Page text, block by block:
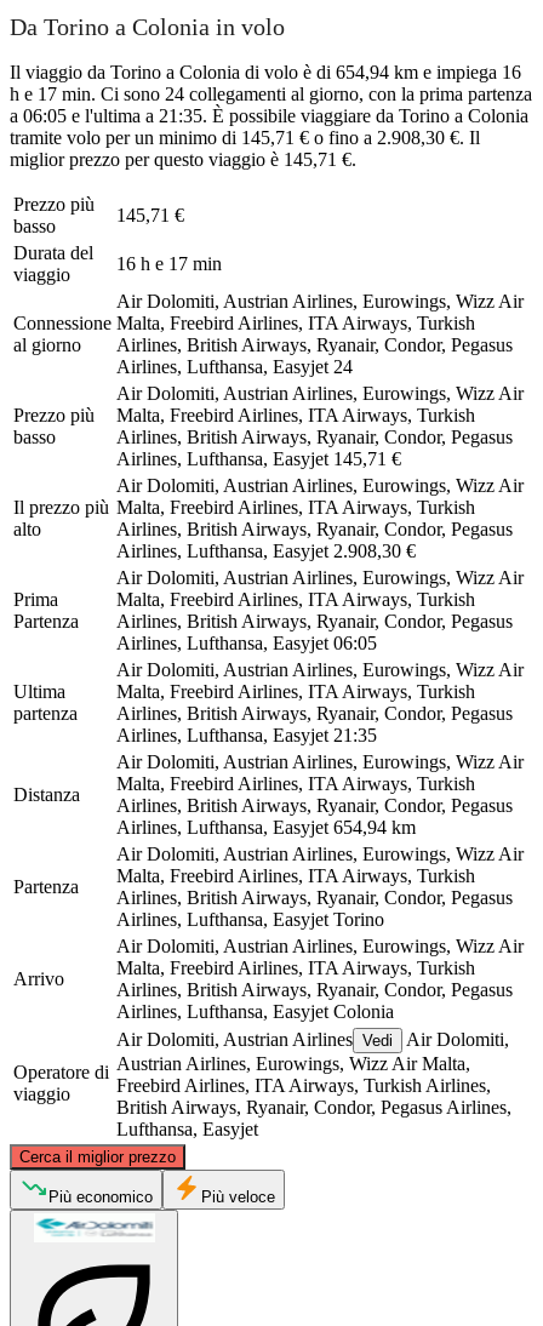
Da Torino a Colonia in volo
Il viaggio da Torino a Colonia di volo è di 654,94 km e impiega 16
h e 17 min. Ci sono 24 collegamenti al giorno, con la prima partenza
a 06:05 e l'ultima a 21:35. È possibile viaggiare da Torino a Colonia
tramite volo per un minimo di 145,71 € o fino a 2.908,30 €. Il
miglior prezzo per questo viaggio è 145,71 €.
Prezzo più
basso
145,71 €
Durata del
viaggio
16 h e 17 min
Connessione
al giorno
Air Dolomiti, Austrian Airlines, Eurowings, Wizz Air
Malta, Freebird Airlines, ITA Airways, Turkish
Airlines, British Airways, Ryanair, Condor, Pegasus
Airlines, Lufthansa, Easyjet 24
Prezzo più
basso
Air Dolomiti, Austrian Airlines, Eurowings, Wizz Air
Malta, Freebird Airlines, ITA Airways, Turkish
Airlines, British Airways, Ryanair, Condor, Pegasus
Airlines, Lufthansa, Easyjet 145,71 €
Il prezzo più
alto
Air Dolomiti, Austrian Airlines, Eurowings, Wizz Air
Malta, Freebird Airlines, ITA Airways, Turkish
Airlines, British Airways, Ryanair, Condor, Pegasus
Airlines, Lufthansa, Easyjet 2.908,30 €
Prima
Partenza
Air Dolomiti, Austrian Airlines, Eurowings, Wizz Air
Malta, Freebird Airlines, ITA Airways, Turkish
Airlines, British Airways, Ryanair, Condor, Pegasus
Airlines, Lufthansa, Easyjet 06:05
Ultima
partenza
Air Dolomiti, Austrian Airlines, Eurowings, Wizz Air
Malta, Freebird Airlines, ITA Airways, Turkish
Airlines, British Airways, Ryanair, Condor, Pegasus
Airlines, Lufthansa, Easyjet 21:35
Distanza
Air Dolomiti, Austrian Airlines, Eurowings, Wizz Air
Malta, Freebird Airlines, ITA Airways, Turkish
Airlines, British Airways, Ryanair, Condor, Pegasus
Airlines, Lufthansa, Easyjet 654,94 km
Partenza
Air Dolomiti, Austrian Airlines, Eurowings, Wizz Air
Malta, Freebird Airlines, ITA Airways, Turkish
Airlines, British Airways, Ryanair, Condor, Pegasus
Airlines, Lufthansa, Easyjet Torino
Arrivo
Air Dolomiti, Austrian Airlines, Eurowings, Wizz Air
Malta, Freebird Airlines, ITA Airways, Turkish
Airlines, British Airways, Ryanair, Condor, Pegasus
Airlines, Lufthansa, Easyjet Colonia
Operatore di
viaggio
Air Dolomiti, Austrian Airlines Vedi
Air Dolomiti,
Austrian Airlines, Eurowings, Wizz Air Malta,
Freebird Airlines, ITA Airways, Turkish Airlines,
British Airways, Ryanair, Condor, Pegasus Airlines,
Lufthansa, Easyjet
Cerca il miglior prezzo
Cologne
Più economico Più veloce